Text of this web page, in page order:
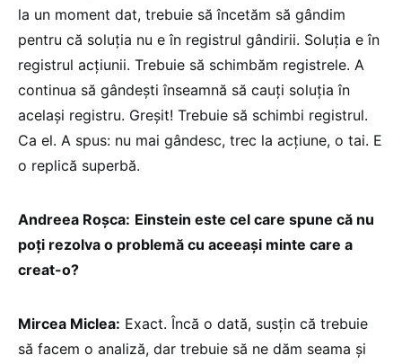
la un moment dat, trebuie să încetăm să gândim
pentru că soluția nu e în registrul gândirii. Soluția e în
registrul acțiunii. Trebuie să schimbăm registrele. A
continua să gândești înseamnă să cauți soluția în
același registru. Greșit! Trebuie să schimbi registrul.
Ca el. A spus: nu mai gândesc, trec la acțiune, o tai. E
o replică superbă.
Andreea Roșca: Einstein este cel care spune că nu
poți rezolva o problemă cu aceeași minte care a
creat-o?
Mircea Miclea: Exact. Încă o dată, susțin că trebuie
să facem o analiză, dar trebuie să ne dăm seama și